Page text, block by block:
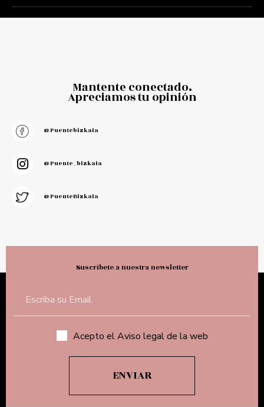
Mantente conectado.
Apreciamos tu opinión
@puentebizkaia
@puente_bizkaia
@PuenteBizkaia
Suscríbete a nuestra newsletter
Acepto el Aviso legal de la web